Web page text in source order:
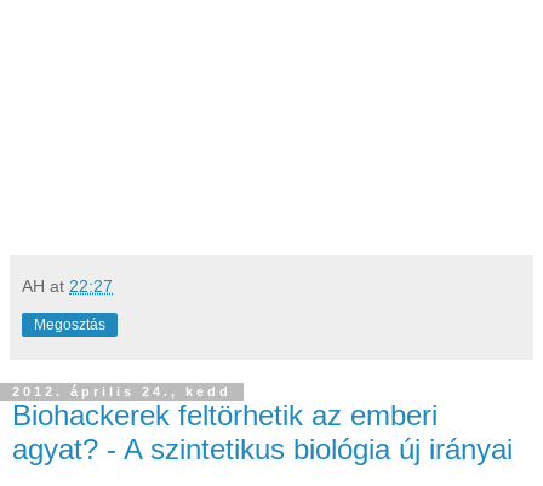
AH at 22:27
Megosztás
2012. április 24., kedd
Biohackerek feltörhetik az emberi
agyat? - A szintetikus biológia új irányai